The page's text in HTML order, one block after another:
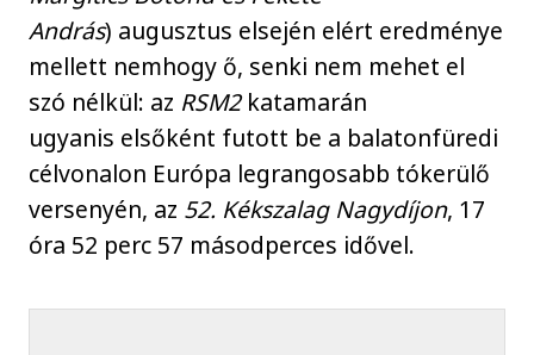
András) augusztus elsején elért eredménye
mellett nemhogy ő, senki nem mehet el
szó nélkül: az RSM2katamarán
ugyanis elsőként futott be a balatonfüredi
célvonalon Európa legrangosabb tókerülő
versenyén, az 52. Kékszalag Nagydíjon, 17
óra 52 perc 57 másodperces idővel.